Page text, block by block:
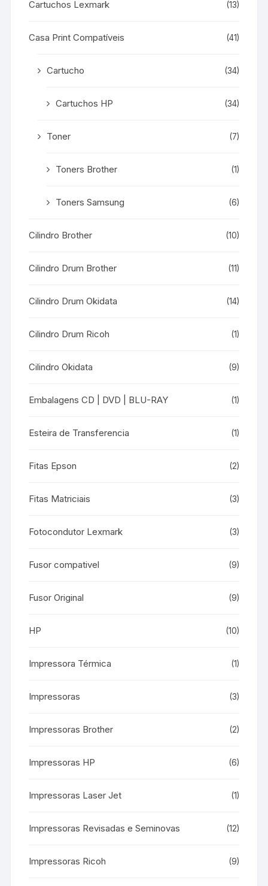
Cartuchos Lexmark (13)
Casa Print Compatíveis (41)
Cartucho (34)
Cartuchos HP (34)
Toner (7)
Toners Brother (1)
Toners Samsung (6)
Cilindro Brother (10)
Cilindro Drum Brother (11)
Cilindro Drum Okidata (14)
Cilindro Drum Ricoh (1)
Cilindro Okidata (9)
Embalagens CD | DVD | BLU-RAY (1)
Esteira de Transferencia (1)
Fitas Epson (2)
Fitas Matriciais (3)
Fotocondutor Lexmark (3)
Fusor compativel (9)
Fusor Original (9)
HP (10)
Impressora Térmica (1)
Impressoras (3)
Impressoras Brother (2)
Impressoras HP (6)
Impressoras Laser Jet (1)
Impressoras Revisadas e Seminovas (12)
Impressoras Ricoh (9)